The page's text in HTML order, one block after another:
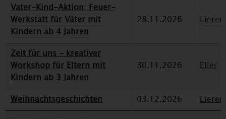
Vater-Kind-Aktion: Feuer-
Werkstatt für Väter mit
Kindern ab 4 Jahren
28.11.2026
Zeit für uns - kreativer
Workshop für Eltern mit
Kindern ab 3 Jahren
30.11.2026 Eller
Weihnachtsgeschichten 03.12.2026